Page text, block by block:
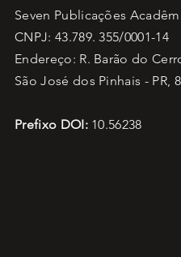
Seven Publicações
CNPJ: 43.789. 355/0001-14
Endereço: R. Barão do
São José dos Pinhais - PR,
Prefixo DOI:10.56238